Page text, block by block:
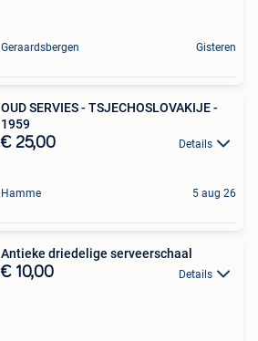
Geraardsbergen Gisteren
OUD SERVIES - TSJECHOSLOVAKIJE -
1959
€ 25,00 Details
Hamme 5 aug 26
Antieke driedelige serveerschaal
€ 10,00 Details